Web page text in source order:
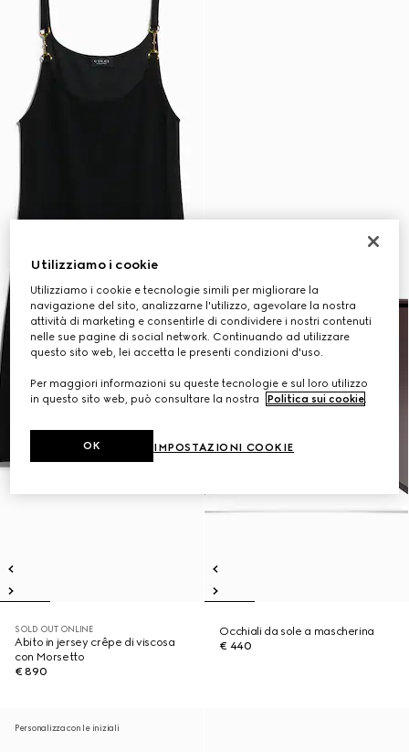
SOLD OUT ONLINE
Abito in jersey crêpe di viscosa
con Morsetto
€ 890
Occhiali da sole a mascherina
€ 440
Personalizza con le iniziali
Utilizziamo i cookie
Utilizziamo i cookie e tecnologie simili per migliorare la
navigazione del sito, analizzarne l'utilizzo, agevolare la nostra
attività di marketing e consentirle di condividere i nostri contenuti
nelle sue pagine di social network. Continuando ad utilizzare
questo sito web, lei accetta le presenti condizioni d'uso.
Per maggiori informazioni su queste tecnologie e sul loro utilizzo
in questo sito web, può consultare la nostra
Politica sui cookie.
IMPOSTAZIONI COOKIE
OK